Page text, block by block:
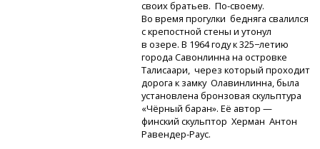
своих братьев.По-своему.
Во время прогулки бедняга свалился
с крепостной стены и утонул
в озере. В 1964 году к 325−летию
города Савонлинна на островке
Талисаари, через который проходит
дорога к замку Олавинлинна, была
установлена бронзовая скульптура
«Чёрный баран». Её автор —
финский скульптор Херман Антон
Равендер-Раус.